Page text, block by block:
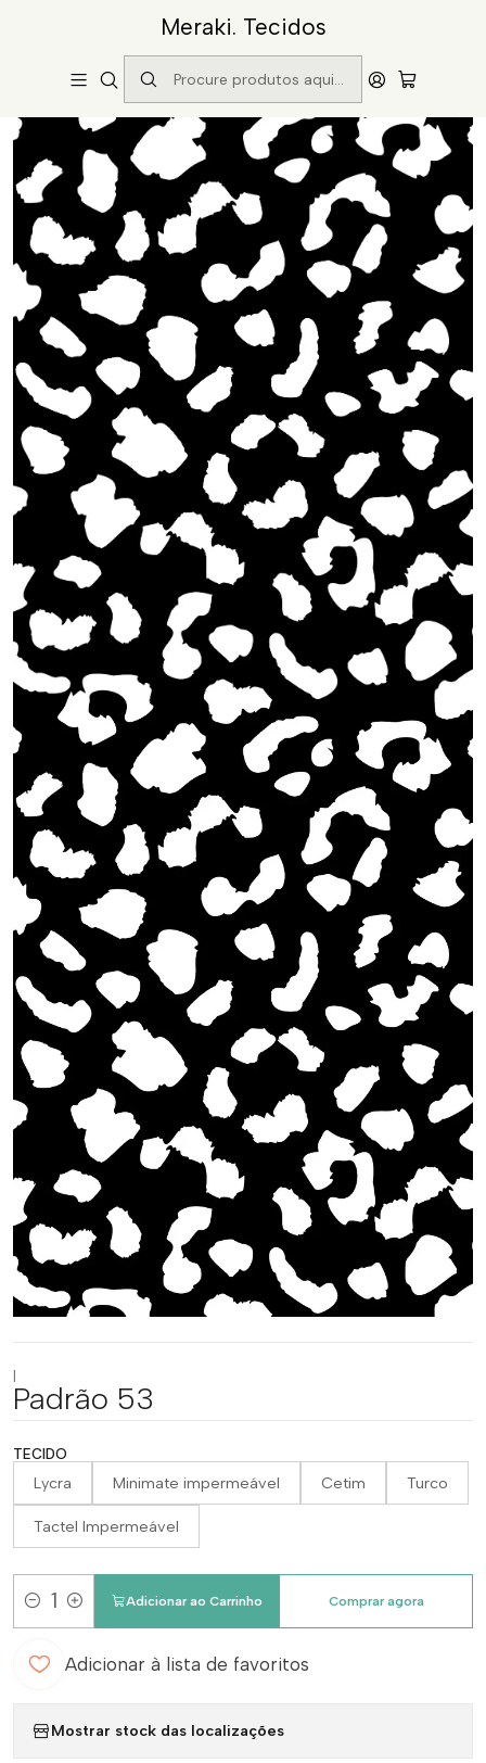
Meraki. Tecidos
Início Catálogo Padrão 53
|
Padrão 53
TECIDO
Lycra Minimate impermeável Cetim Turco
Tactel Impermeável
Quantidade
Adicionar ao Carrinho Comprar agora
Adicionar à lista de favoritos
Mostrar stock das localizações